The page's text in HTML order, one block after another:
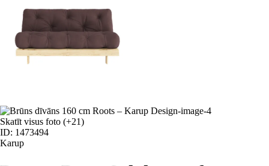
Skatīt visus foto (+21)
ID: 1473494
Karup